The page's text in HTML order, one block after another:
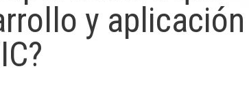
y aplicación